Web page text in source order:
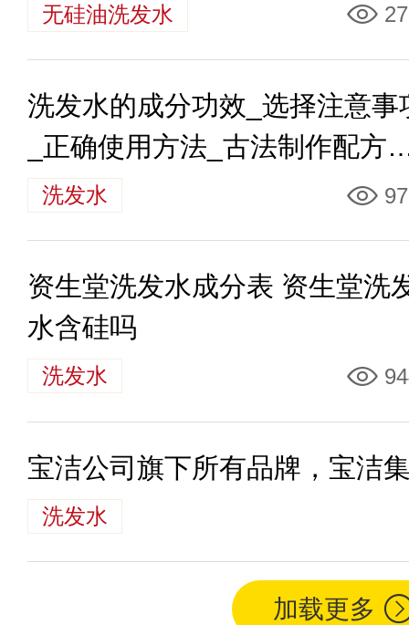
无硅油洗发水
洗发水的成分功效_选择注意事
_正确使用方法_古法制作配方
识洗发水
资生堂洗发水成分表 资生堂洗
水含硅吗
洗发水
宝洁公司旗下所有品牌，宝洁
洗发水
加载更多